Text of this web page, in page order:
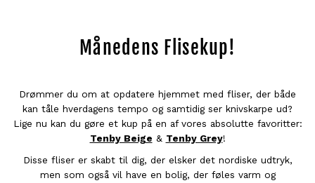
Månedens Flisekup!
Drømmer du om at opdatere hjemmet med fliser, der både
kan tåle hverdagens tempo og samtidig ser knivskarpe ud?
Lige nu kan du gøre et kup på en af vores absolutte favoritter:
Tenby Beige & Tenby Grey!
Disse fliser er skabt til dig, der elsker det nordiske udtryk,
men som også vil have en bolig, der føles varm og